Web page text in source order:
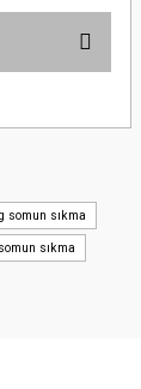
somun sıkma
sıkma